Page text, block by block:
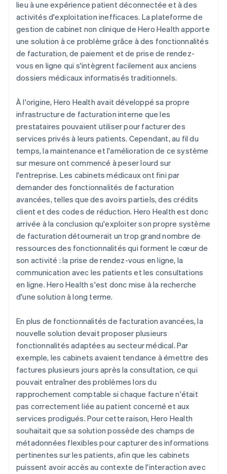
lieu à une expérience patient déconnectée et à des
activités d'exploitation inefficaces. La plateforme de
gestion de cabinet non clinique de Hero Health apporte
une solution à ce problème grâce à des fonctionnalités
de facturation, de paiement et de prise de rendez-
vous en ligne qui s'intègrent facilement aux anciens
dossiers médicaux informatisés traditionnels.
À l'origine, Hero Health avait développé sa propre
infrastructure de facturation interne que les
prestataires pouvaient utiliser pour facturer des
services privés à leurs patients. Cependant, au fil du
temps, la maintenance et l'amélioration de ce système
sur mesure ont commencé à peser lourd sur
l'entreprise. Les cabinets médicaux ont fini par
demander des fonctionnalités de facturation
avancées, telles que des avoirs partiels, des crédits
client et des codes de réduction. Hero Health est donc
arrivée à la conclusion qu'exploiter son propre système
de facturation détournerait un trop grand nombre de
ressources des fonctionnalités qui forment le cœur de
son activité : la prise de rendez-vous en ligne, la
communication avec les patients et les consultations
en ligne. Hero Health s'est donc mise à la recherche
d'une solution à long terme.
En plus de fonctionnalités de facturation avancées, la
nouvelle solution devait proposer plusieurs
fonctionnalités adaptées au secteur médical. Par
exemple, les cabinets avaient tendance à émettre des
factures plusieurs jours après la consultation, ce qui
pouvait entraîner des problèmes lors du
rapprochement comptable si chaque facture n'était
pas correctement liée au patient concerné et aux
services prodigués. Pour cette raison, Hero Health
souhaitait que sa solution possède des champs de
métadonnées flexibles pour capturer des informations
pertinentes sur les patients, afin que les cabinets
puissent avoir accès au contexte de l'interaction avec